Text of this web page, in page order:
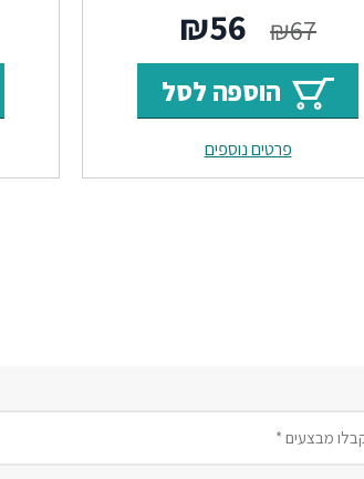
₪67
המחיר
המקורי
היה:
₪67.
₪56
הנוכחי
הוא:
₪56.
הוספה לסל
פרטים נוספים